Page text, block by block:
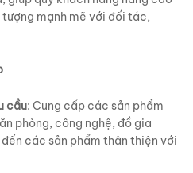
mạnh mẽ với đối tác,
cầu: Cung cấp các sản phẩm
phòng, công nghệ, đồ gia
các sản phẩm thân thiện với